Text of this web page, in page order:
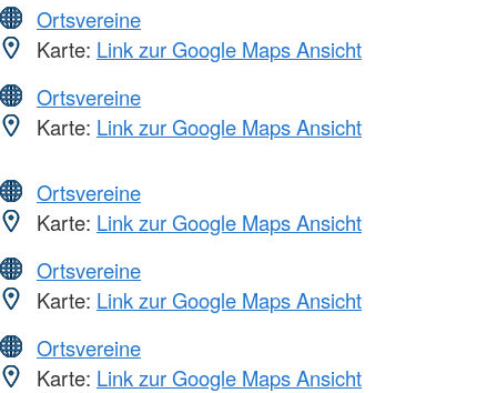
Ortsvereine
Karte: Link zur Google Maps Ansicht
Ortsvereine
Karte: Link zur Google Maps Ansicht
Ortsvereine
Karte: Link zur Google Maps Ansicht
Ortsvereine
Karte: Link zur Google Maps Ansicht
Ortsvereine
Karte: Link zur Google Maps Ansicht